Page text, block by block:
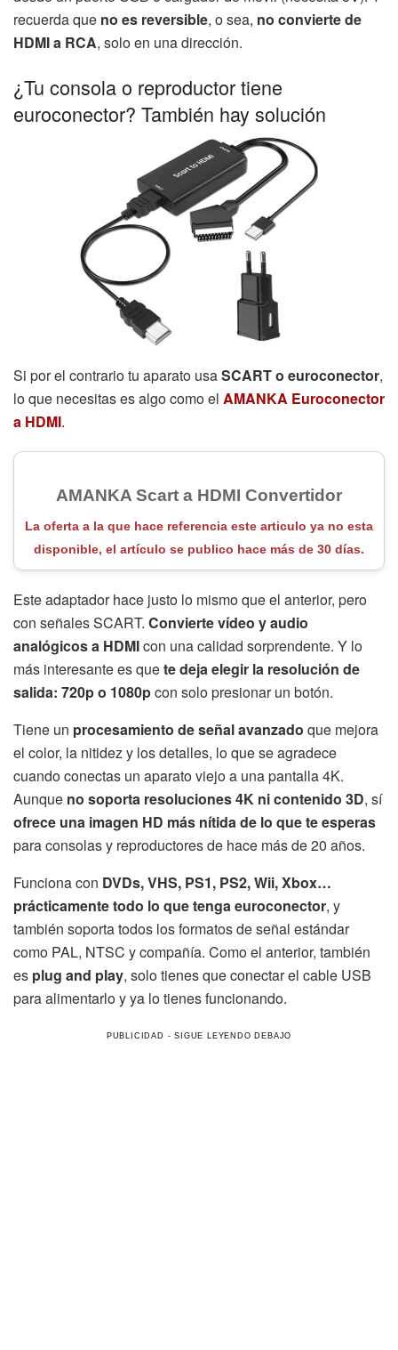
recuerda que no es reversible, o sea, no convierte de
HDMI a RCA, solo en una dirección.
¿Tu consola o reproductor tiene
euroconector? También hay solución
Si por el contrario tu aparato usaSCART o euroconector,
lo que necesitas es algo como el AMANKA Euroconector
a HDMI.
AMANKA Scart a HDMI Convertidor
La oferta a la que hace referencia este articulo ya no esta
disponible, el artículo se publico hace más de 30 días.
Este adaptador hace justo lo mismo que el anterior, pero
con señales SCART. Convierte vídeo y audio
analógicos a HDMIcon una calidad sorprendente. Y lo
más interesante es quete deja elegir la resolución de
salida: 720p o 1080pcon solo presionar un botón.
Tiene un procesamiento de señal avanzado que mejora
el color, la nitidez y los detalles, lo que se agradece
cuando conectas un aparato viejo a una pantalla 4K.
Aunque no soporta resoluciones 4K ni contenido 3D, sí
ofrece una imagen HD más nítida de lo que te esperas
para consolas y reproductores de hace más de 20 años.
Funciona con DVDs, VHS, PS1, PS2, Wii, Xbox…
prácticamente todo lo que tenga euroconector, y
también soporta todos los formatos de señal estándar
como PAL, NTSC y compañía. Como el anterior, también
es plug and play, solo tienes que conectar el cable USB
para alimentarlo y ya lo tienes funcionando.